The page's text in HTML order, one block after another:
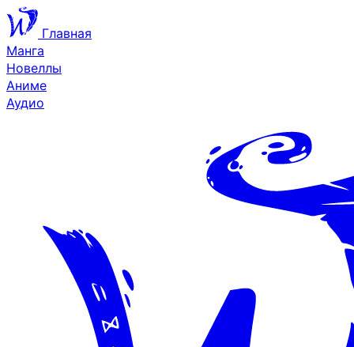
Главная
Манга
Новеллы
Аниме
Аудио